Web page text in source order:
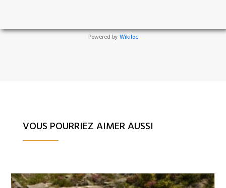
Powered by Wikiloc
VOUS POURRIEZ AIMER AUSSI